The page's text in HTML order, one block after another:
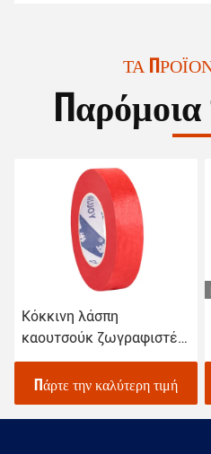
ΤΑ
Κόκκινη λάσπη
καουτσούκ ζωγραφιστές
ταινία μάσκινγκ κόλλημα
12mm για αυτοκινήτων
Πάρτε την καλύτερη τιμή